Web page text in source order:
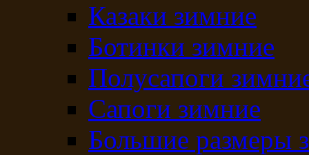
Казаки зимние
Ботинки зимние
Полусапоги
Сапоги зимние
Большие размеры